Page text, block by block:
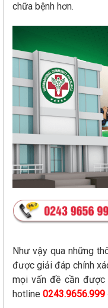
chữa bệnh hơn.
Như vậy qua những
được giải đáp chính
mọi vấn đề cần
hotline 0243.9656.999